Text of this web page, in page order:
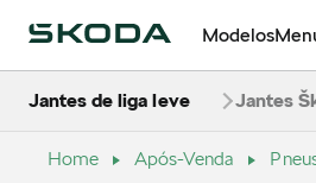
Modelos
Jantes de liga leve Jantes
Home Após-Venda